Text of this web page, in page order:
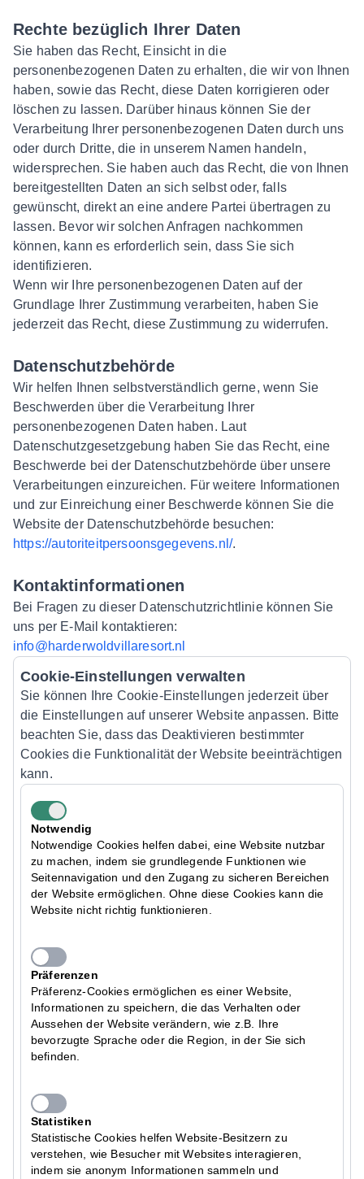
Rechte bezüglich Ihrer Daten
Sie haben das Recht, Einsicht in die
personenbezogenen Daten zu erhalten, die wir von Ihnen
haben, sowie das Recht, diese Daten korrigieren oder
löschen zu lassen. Darüber hinaus können Sie der
Verarbeitung Ihrer personenbezogenen Daten durch uns
oder durch Dritte, die in unserem Namen handeln,
widersprechen. Sie haben auch das Recht, die von Ihnen
bereitgestellten Daten an sich selbst oder, falls
gewünscht, direkt an eine andere Partei übertragen zu
lassen. Bevor wir solchen Anfragen nachkommen
können, kann es erforderlich sein, dass Sie sich
identifizieren.
Wenn wir Ihre personenbezogenen Daten auf der
Grundlage Ihrer Zustimmung verarbeiten, haben Sie
jederzeit das Recht, diese Zustimmung zu widerrufen.
Datenschutzbehörde
Wir helfen Ihnen selbstverständlich gerne, wenn Sie
Beschwerden über die Verarbeitung Ihrer
personenbezogenen Daten haben. Laut
Datenschutzgesetzgebung haben Sie das Recht, eine
Beschwerde bei der Datenschutzbehörde über unsere
Verarbeitungen einzureichen. Für weitere Informationen
und zur Einreichung einer Beschwerde können Sie die
Website der Datenschutzbehörde besuchen:
https://autoriteitpersoonsgegevens.nl/.
Kontaktinformationen
Bei Fragen zu dieser Datenschutzrichtlinie können Sie
uns per E-Mail kontaktieren:
info@harderwoldvillaresort.nl
Cookie-Einstellungen verwalten
Sie können Ihre Cookie-Einstellungen jederzeit über
die Einstellungen auf unserer Website anpassen. Bitte
beachten Sie, dass das Deaktivieren bestimmter
Cookies die Funktionalität der Website beeinträchtigen
kann.
Notwendig
Notwendige Cookies helfen dabei, eine Website nutzbar
zu machen, indem sie grundlegende Funktionen wie
Seitennavigation und den Zugang zu sicheren Bereichen
der Website ermöglichen. Ohne diese Cookies kann die
Website nicht richtig funktionieren.
Präferenzen
Präferenz-Cookies ermöglichen es einer Website,
Informationen zu speichern, die das Verhalten oder
Aussehen der Website verändern, wie z.B. Ihre
bevorzugte Sprache oder die Region, in der Sie sich
befinden.
Statistiken
Statistische Cookies helfen Website-Besitzern zu
verstehen, wie Besucher mit Websites interagieren,
indem sie anonym Informationen sammeln und